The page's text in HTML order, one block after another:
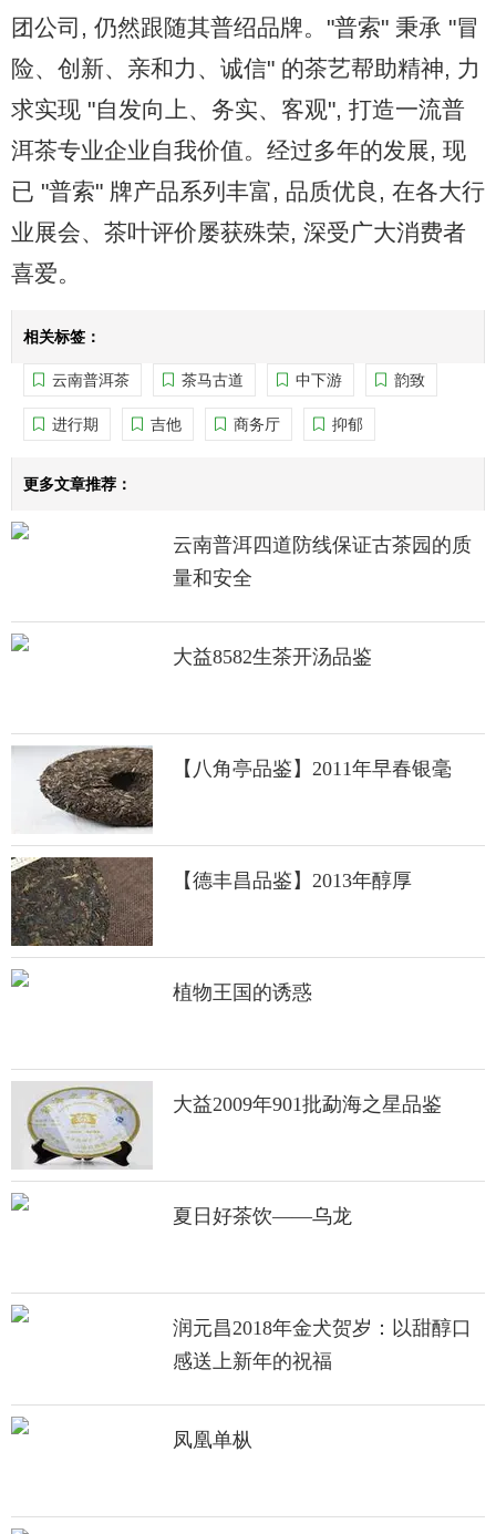
团公司, 仍然跟随其普绍品牌。"普索" 秉承 "冒
险、创新、亲和力、诚信" 的茶艺帮助精神, 力
求实现 "自发向上、务实、客观", 打造一流普
洱茶专业企业自我价值。经过多年的发展, 现
已 "普索" 牌产品系列丰富, 品质优良, 在各大行
业展会、茶叶评价屡获殊荣, 深受广大消费者
喜爱。
相关标签：
云南普洱茶 茶马古道 中下游 韵致
进行期 吉他 商务厅 抑郁
更多文章推荐：
云南普洱四道防线保证古茶园的质
量和安全
大益8582生茶开汤品鉴
【八角亭品鉴】2011年早春银毫
【德丰昌品鉴】2013年醇厚
植物王国的诱惑
大益2009年901批勐海之星品鉴
夏日好茶饮——乌龙
润元昌2018年金犬贺岁：以甜醇口
感送上新年的祝福
凤凰单枞